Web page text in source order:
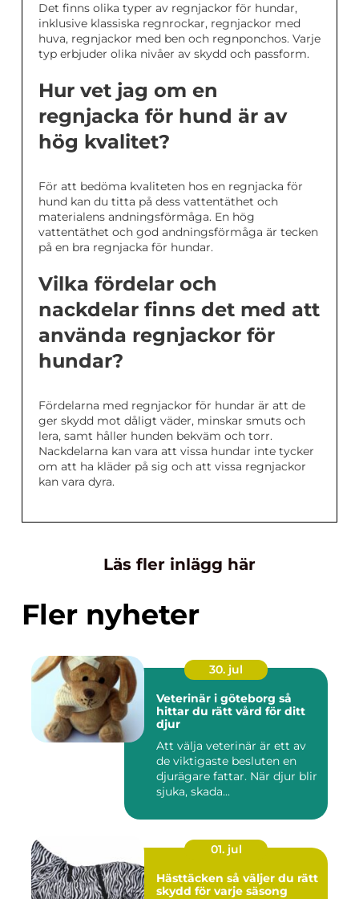
Det finns olika typer av regnjackor för hundar,
inklusive klassiska regnrockar, regnjackor med
huva, regnjackor med ben och regnponchos. Varje
typ erbjuder olika nivåer av skydd och passform.
Hur vet jag om en
regnjacka för hund är av
hög kvalitet?
För att bedöma kvaliteten hos en regnjacka för
hund kan du titta på dess vattentäthet och
materialens andningsförmåga. En hög
vattentäthet och god andningsförmåga är tecken
på en bra regnjacka för hundar.
Vilka fördelar och
nackdelar finns det med att
använda regnjackor för
hundar?
Fördelarna med regnjackor för hundar är att de
ger skydd mot dåligt väder, minskar smuts och
lera, samt håller hunden bekväm och torr.
Nackdelarna kan vara att vissa hundar inte tycker
om att ha kläder på sig och att vissa regnjackor
kan vara dyra.
Läs fler inlägg här
Fler nyheter
30. jul
Veterinär i göteborg så
hittar du rätt vård för ditt
djur
Att välja veterinär är ett av
de viktigaste besluten en
djurägare fattar. När djur blir
sjuka, skada...
01. jul
Hästtäcken så väljer du rätt
skydd för varje säsong